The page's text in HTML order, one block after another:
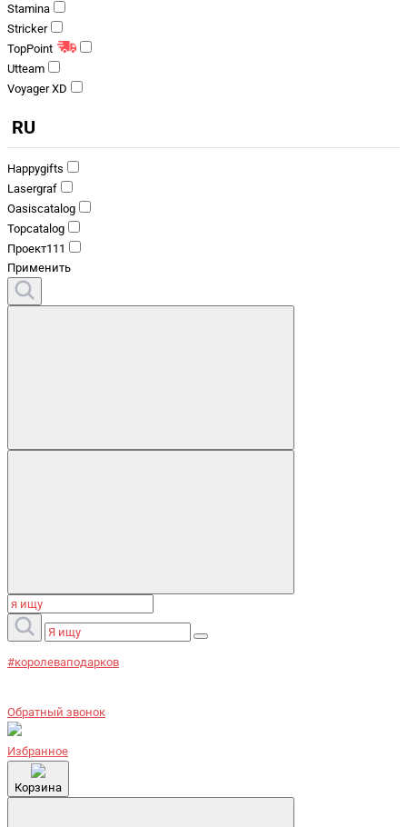
Stamina
Stricker
TopPoint
Utteam
Voyager XD
RU
Happygifts
Lasergraf
Oasiscatalog
Topcatalog
Проект111
Применить
#королеваподарков
Обратный звонок
Избранное
Корзина